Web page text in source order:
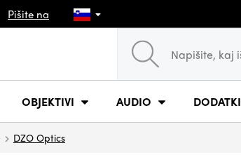
Pišite na
OBJEKTIVI AUDIO DODATKI
DZO Optics